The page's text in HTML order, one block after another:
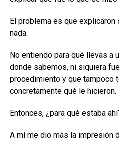
El problema es que
nada.
No entiendo para qué llevas a
donde sabemos, ni siquiera
procedimiento y que tampoco
concretamente qué le hicieron.
Entonces, ¿para qué estaba
A mí me dio más la impresión